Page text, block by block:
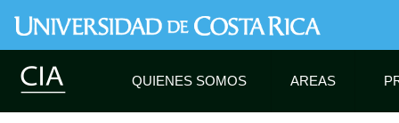
QUIENES SOMOS AREAS